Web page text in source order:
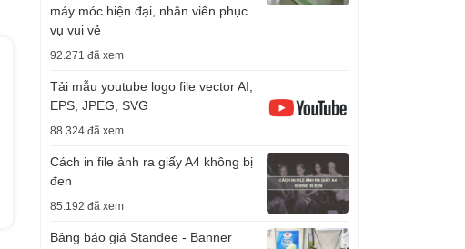
máy móc hiện đại, nhân viên phục
vụ vui vẻ
92.271 đã xem
Tải mẫu youtube logo file vector AI,
EPS, JPEG, SVG
88.324 đã xem
Cách in file ảnh ra giấy A4 không bị
đen
85.192 đã xem
Bảng báo giá Standee - Banner